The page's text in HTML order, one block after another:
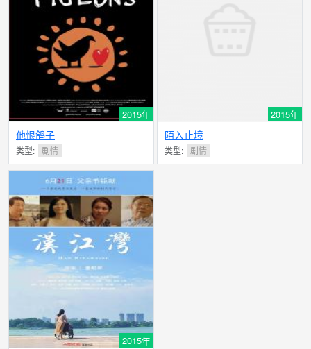
2015年
他恨鸽子
类型: 剧情
2015年
陌入止境
类型: 剧情
2015年